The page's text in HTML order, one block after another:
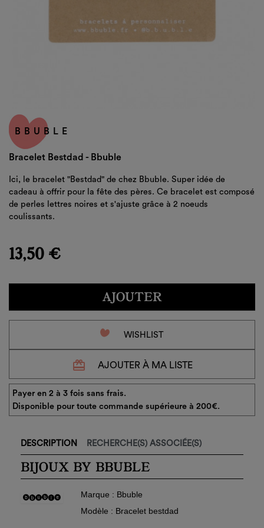
BBUBLE
Bracelet Bestdad - Bbuble
Ici, le bracelet "Bestdad" de chez Bbuble. Super idée de
cadeau à offrir pour la fête des pères. Ce bracelet est composé
de perles lettres noires et s'ajuste grâce à 2 noeuds
coulissants.
13,50 €
AJOUTER
favorite_border WISHLIST
redeem AJOUTER À MA LISTE
Payer en 2 à 3 fois sans frais.
Disponible pour toute commande supérieure à 200€.
DESCRIPTION RECHERCHE(S) ASSOCIÉE(S)
BIJOUX BY BBUBLE
Marque : Bbuble
Modèle : Bracelet bestdad